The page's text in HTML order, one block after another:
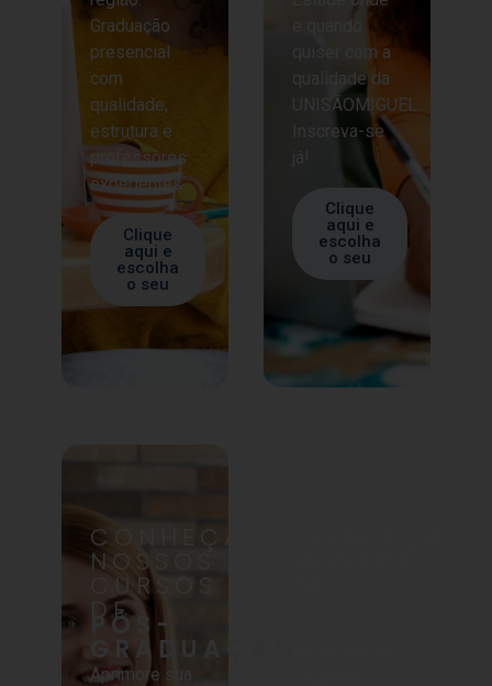
Graduação
presencial
com
qualidade,
estrutura e
professores
experientes.
Clique
aqui e
escolha
o seu
quiser com a
qualidade da
UNISÃOMIGUEL.
Inscreva-se
Clique
aqui e
escolha
o seu
CONHEÇA
NOSSOS
CURSOS
DE
PÓS-
GRADUAÇÃO
Aprimore sua